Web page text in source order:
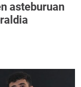
asteburuan